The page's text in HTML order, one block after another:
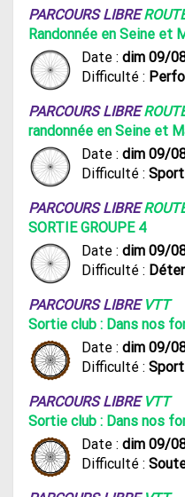
PARCOURS LIBRE
Randonnée en Seine et
Date : dim 09/
Difficulté :
PARCOURS LIBRE
randonnée en Seine et
Date : dim 09/
Difficulté :
PARCOURS LIBRE
SORTIE GROUPE 4
Date : dim 09/
Difficulté :
PARCOURS LIBRE VTT
Sortie club : Dans nos
Date : dim 09/
Difficulté :
PARCOURS LIBRE VTT
Sortie club : Dans nos
Date : dim 09/
Difficulté :